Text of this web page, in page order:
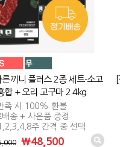
른끼니 플러스 2종 세트-소고
합 + 오리 고구마 2.4kg
족 시 100% 환불
송 + 사은품 증정
주 간격 중 선택
₩48,500